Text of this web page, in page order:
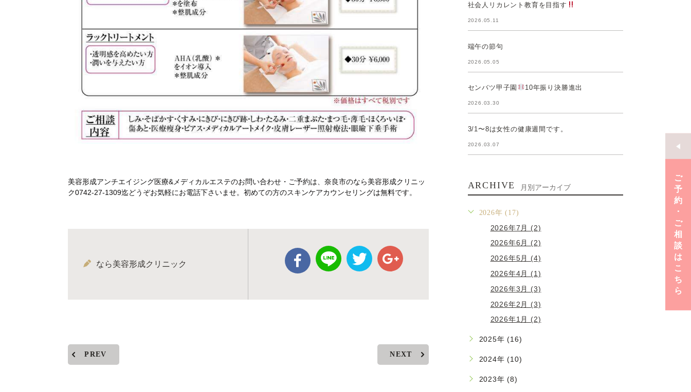
ご
予
約
･
ご
相
談
は
こ
ち
ら
美容形成アンチエイジング医療&メディカルエステのお問い合わせ・ご予約は、奈良市のなら美容形成クリニッ
ク0742-27-1309迄どうぞお気軽にお電話下さいませ。初めての方のスキンケアカウンセリングは無料です。
なら美容形成クリニック
PREV NEXT
社会人リカレント教育を目指す
2026.05.11
端午の節句
2026.05.05
センバツ甲子園 10年振り決勝進出
2026.03.30
3/1〜8は女性の健康週間です。
2026.03.07
ARCHIVE 月別アーカイブ
2026年 (17)
2026年7月 (2)
2026年6月 (2)
2026年5月 (4)
2026年4月 (1)
2026年3月 (3)
2026年2月 (3)
2026年1月 (2)
2025年 (16)
2024年 (10)
2023年 (8)